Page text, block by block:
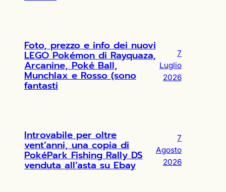
Foto, prezzo e info dei nuovi
LEGO Pokémon di Rayquaza,
Arcanine, Poké Ball,
Munchlax e Rosso (sono
fantasti
7
Luglio
2026
Introvabile per oltre
vent’anni, una copia di
PokéPark Fishing Rally DS
venduta all’asta su Ebay
7
Agosto
2026